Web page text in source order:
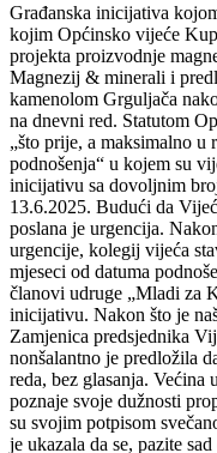
Građanska inicijativa
kojim Općinsko vijeće
projekta proizvodnje
Magnezij & minerali i
kamenolom Grguljača
na dnevni red. Statutom
„što prije, a maksimalno u
podnošenja“ u kojem su
inicijativu sa dovoljnim
13.6.2025. Budući da
poslana je urgencija.
urgencije, kolegij vijeća
mjeseci od datuma
članovi udruge „Mladi za
inicijativu. Nakon što je
Zamjenica predsjednika
nonšalantno je predložila
reda, bez glasanja.
poznaje svoje dužnosti
su svojim potpisom
je ukazala da se, pazite